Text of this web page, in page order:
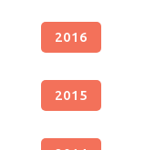
2016
2015